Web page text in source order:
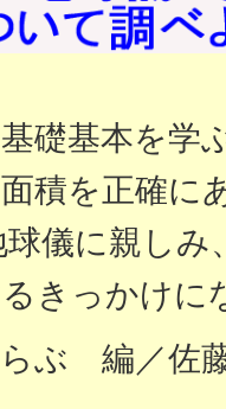
礎基本を学
積を正確に
儀に親しみ
きっかけに
ぶ 編／佐